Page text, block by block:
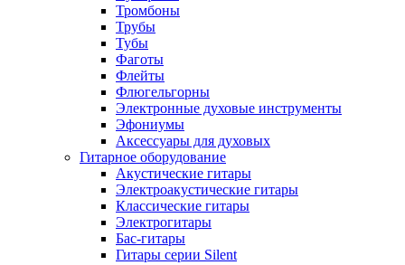
Тромбоны
Трубы
Тубы
Фаготы
Флейты
Флюгельгорны
Электронные духовые инструменты
Эфониумы
Аксессуары для духовых
Гитарное оборудование
Акустические гитары
Электроакустические гитары
Классические гитары
Электрогитары
Бас-гитары
Гитары серии Silent